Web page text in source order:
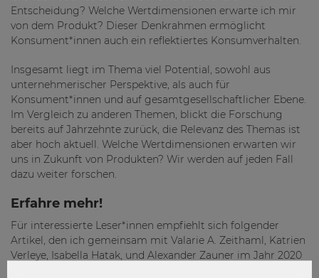
Entscheidung? Welche Wertdimensionen erwarte ich mir
von dem Produkt? Dieser Denkrahmen ermöglicht
Konsument*innen auch ein reflektiertes Konsumverhalten.
Insgesamt liegt im Thema viel Potential, sowohl aus
unternehmerischer Perspektive, als auch für
Konsument*innen und auf gesamtgesellschaftlicher Ebene.
Im Vergleich zu anderen Themen, blickt die Forschung
bereits auf Jahrzehnte zurück, die Relevanz des Themas ist
aber hoch aktuell. Welche Wertdimensionen erwarten wir
uns in Zukunft von Produkten? Wir werden auf jeden Fall
dazu weiter forschen.
Erfahre mehr!
Für interessierte Leser*innen empfiehlt sich folgender
Artikel, den ich gemeinsam mit Valarie A. Zeithaml, Katrien
Verleye, Isabella Hatak, und Alexander Zauner im Jahr 2020